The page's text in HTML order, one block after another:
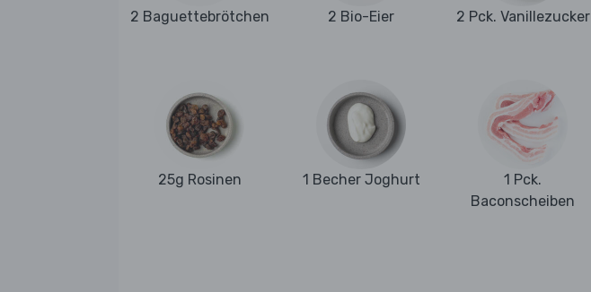
2 Baguettebrötchen 2 Bio-Eier 2 Pck. Vanillezucker
25g Rosinen 1 Becher Joghurt
1 Pck.
Baconscheiben